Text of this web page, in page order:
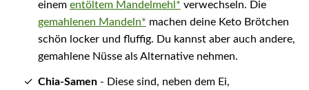
einem entöltem Mandelmehl* verwechseln. Die
gemahlenen Mandeln* machen deine Keto Brötchen
schön locker und fluffig. Du kannst aber auch andere,
gemahlene Nüsse als Alternative nehmen.
Chia-Samen- Diese sind, neben dem Ei,